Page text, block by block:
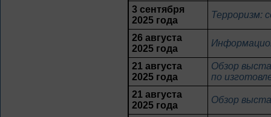
3 сентября
2025 года
Терроризм:
26 августа
2025 года
21 августа
2025 года
Обзор
по
21 августа
2025 года
Обзор